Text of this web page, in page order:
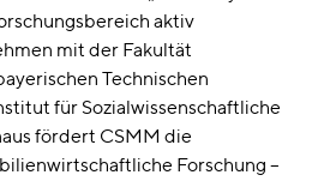
aktiv
mit der Fakultät
Technischen
für Sozialwissenschaftliche
fördert CSMM die
Forschung –